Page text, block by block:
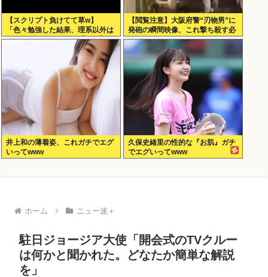
【スクリプト負けてて草w】
「色々勉強した結果、理系以外は
エラー品だと気付いた【ガチ】」
について、もっと具体的に話そう
【閲覧注意】大阪府警“刃物男”に
発砲の瞬間映像、これ撃ち殺す必
要あったのか？
井上和の薄着姿、これガチでエグ
いってwww
久保史緒里の性的な『お肌』ガチ
でエグいってwww
ホーム ニュー速＋
駐日ジョージア大使「開会式のTVクルー
は何かと聞かれた。どなたか簡単な解説
を」